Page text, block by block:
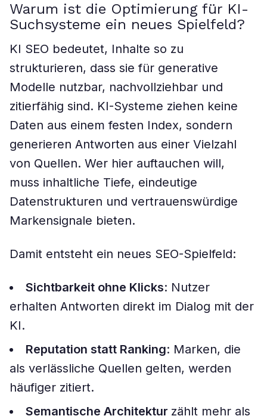
Warum ist die Optimierung für KI-
Suchsysteme ein neues Spielfeld?
KI SEO bedeutet, Inhalte so zu
strukturieren, dass sie für generative
Modelle nutzbar, nachvollziehbar und
zitierfähig sind. KI-Systeme ziehen keine
Daten aus einem festen Index, sondern
generieren Antworten aus einer Vielzahl
von Quellen. Wer hier auftauchen will,
muss inhaltliche Tiefe, eindeutige
Datenstrukturen und vertrauenswürdige
Markensignale bieten.
Damit entsteht ein neues SEO-Spielfeld:
Sichtbarkeit ohne Klicks: Nutzer
erhalten Antworten direkt im Dialog mit der
KI.
Reputation statt Ranking: Marken, die
als verlässliche Quellen gelten, werden
häufiger zitiert.
Semantische Architektur zählt mehr als